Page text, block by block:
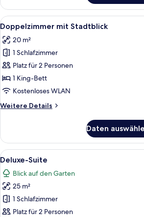
mit
Stadtblick
Alle
Fotos
für
Doppelzimmer
mit
Stadtblick
anzeigen
Ein Bett
17
Doppelzimmer mit Stadtblick
20 m²
1 Schlafzimmer
Platz für 2 Personen
1 King-Bett
Kostenloses WLAN
Weitere Details
Weitere
mit
Stadtblick
Daten
Alle
Fotos
für
Deluxe-
Suite
anzeigen
1
4
Deluxe-Suite
Blick auf den Garten
25 m²
1 Schlafzimmer
Platz für 2 Personen